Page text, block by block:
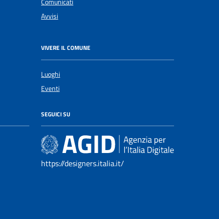
Avvisi
VIVERE IL COMUNE
Luoghi
Eventi
SEGUICI SU
https://designers.italia.it/